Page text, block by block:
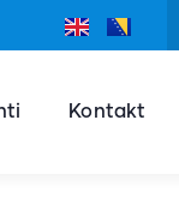
Kontakt